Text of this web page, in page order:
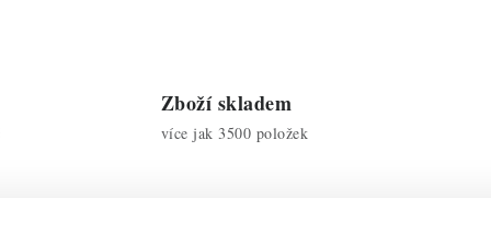
Zboží skladem
více jak 3500 položek